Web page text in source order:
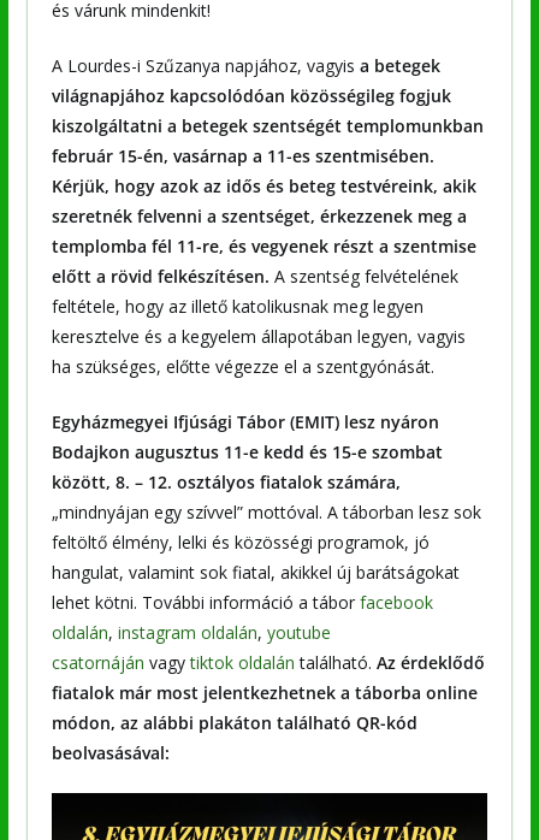
és várunk mindenkit!
A Lourdes-i Szűzanya napjához, vagyis a betegek
világnapjához kapcsolódóan közösségileg fogjuk
kiszolgáltatni a betegek szentségét templomunkban
február 15-én, vasárnap a 11-es szentmisében.
Kérjük, hogy azok az idős és beteg testvéreink, akik
szeretnék felvenni a szentséget, érkezzenek meg a
templomba fél 11-re, és vegyenek részt a szentmise
előtt a rövid felkészítésen. A szentség felvételének
feltétele, hogy az illető katolikusnak meg legyen
keresztelve és a kegyelem állapotában legyen, vagyis
ha szükséges, előtte végezze el a szentgyónását.
Egyházmegyei Ifjúsági Tábor (EMIT) lesz nyáron
Bodajkon augusztus 11-e kedd és 15-e szombat
között, 8. – 12. osztályos fiatalok számára,
„mindnyájan egy szívvel” mottóval. A táborban lesz sok
feltöltő élmény, lelki és közösségi programok, jó
hangulat, valamint sok fiatal, akikkel új barátságokat
lehet kötni. További információ a tábor facebook
oldalán, instagram oldalán, youtube
csatornáján vagytiktok oldalán található. Az érdeklődő
fiatalok már most jelentkezhetnek a táborba online
módon, az alábbi plakáton található QR-kód
beolvasásával: